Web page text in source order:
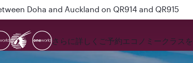
Doha and Auckland on QR914 and QR915
さらに詳しく ご予約エコノミークラスを